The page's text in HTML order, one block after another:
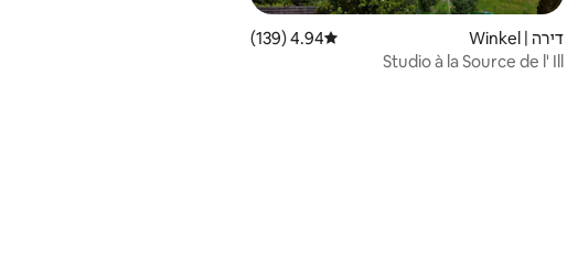
דירה | Winkel דירוג ממוצע של 4.94 מתוך 5, 139 ביקורות
4.94 (139)
Studio à la Source de l' Ill